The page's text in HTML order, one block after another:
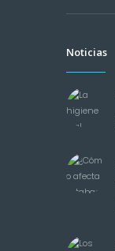
Noticias